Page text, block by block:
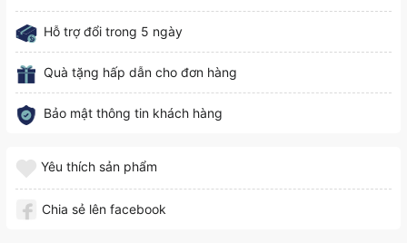
Hỗ trợ đổi trong 5 ngày
Quà tặng hấp dẫn cho đơn hàng
Bảo mật thông tin khách hàng
Yêu thích sản phẩm
Chia sẻ lên facebook